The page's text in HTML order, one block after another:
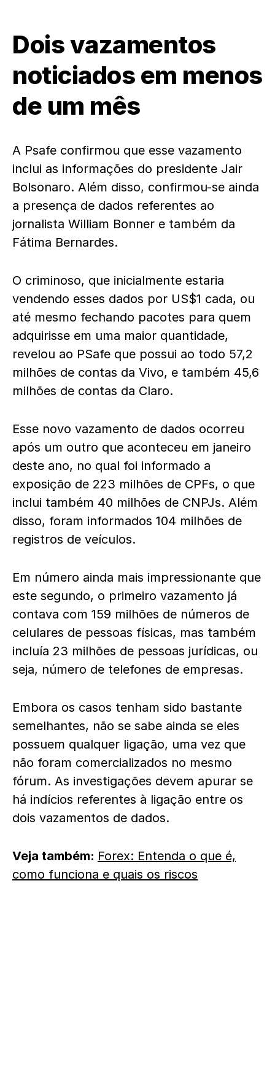
Dois vazamentos
noticiados em menos
de um mês
A Psafe confirmou que esse vazamento
inclui as informações do presidente Jair
Bolsonaro. Além disso, confirmou-se ainda
a presença de dados referentes ao
jornalista William Bonner e também da
Fátima Bernardes.
O criminoso, que inicialmente estaria
vendendo esses dados por US$1 cada, ou
até mesmo fechando pacotes para quem
adquirisse em uma maior quantidade,
revelou ao PSafe que possui ao todo 57,2
milhões de contas da Vivo, e também 45,6
milhões de contas da Claro.
Esse novo vazamento de dados ocorreu
após um outro que aconteceu em janeiro
deste ano, no qual foi informado a
exposição de 223 milhões de CPFs, o que
inclui também 40 milhões de CNPJs. Além
disso, foram informados 104 milhões de
registros de veículos.
Em número ainda mais impressionante que
este segundo, o primeiro vazamento já
contava com 159 milhões de números de
celulares de pessoas físicas, mas também
incluía 23 milhões de pessoas jurídicas, ou
seja, número de telefones de empresas.
Embora os casos tenham sido bastante
semelhantes, não se sabe ainda se eles
possuem qualquer ligação, uma vez que
não foram comercializados no mesmo
fórum. As investigações devem apurar se
há indícios referentes à ligação entre os
dois vazamentos de dados.
Veja também: Forex: Entenda o que é,
como funciona e quais os riscos